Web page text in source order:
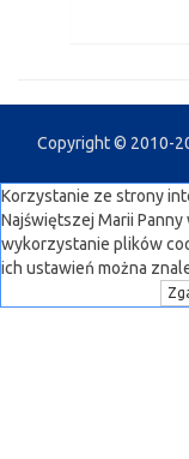
Copyright © 2010-
Korzystanie ze strony
Najświętszej Marii
wykorzystanie plików
ich ustawień można